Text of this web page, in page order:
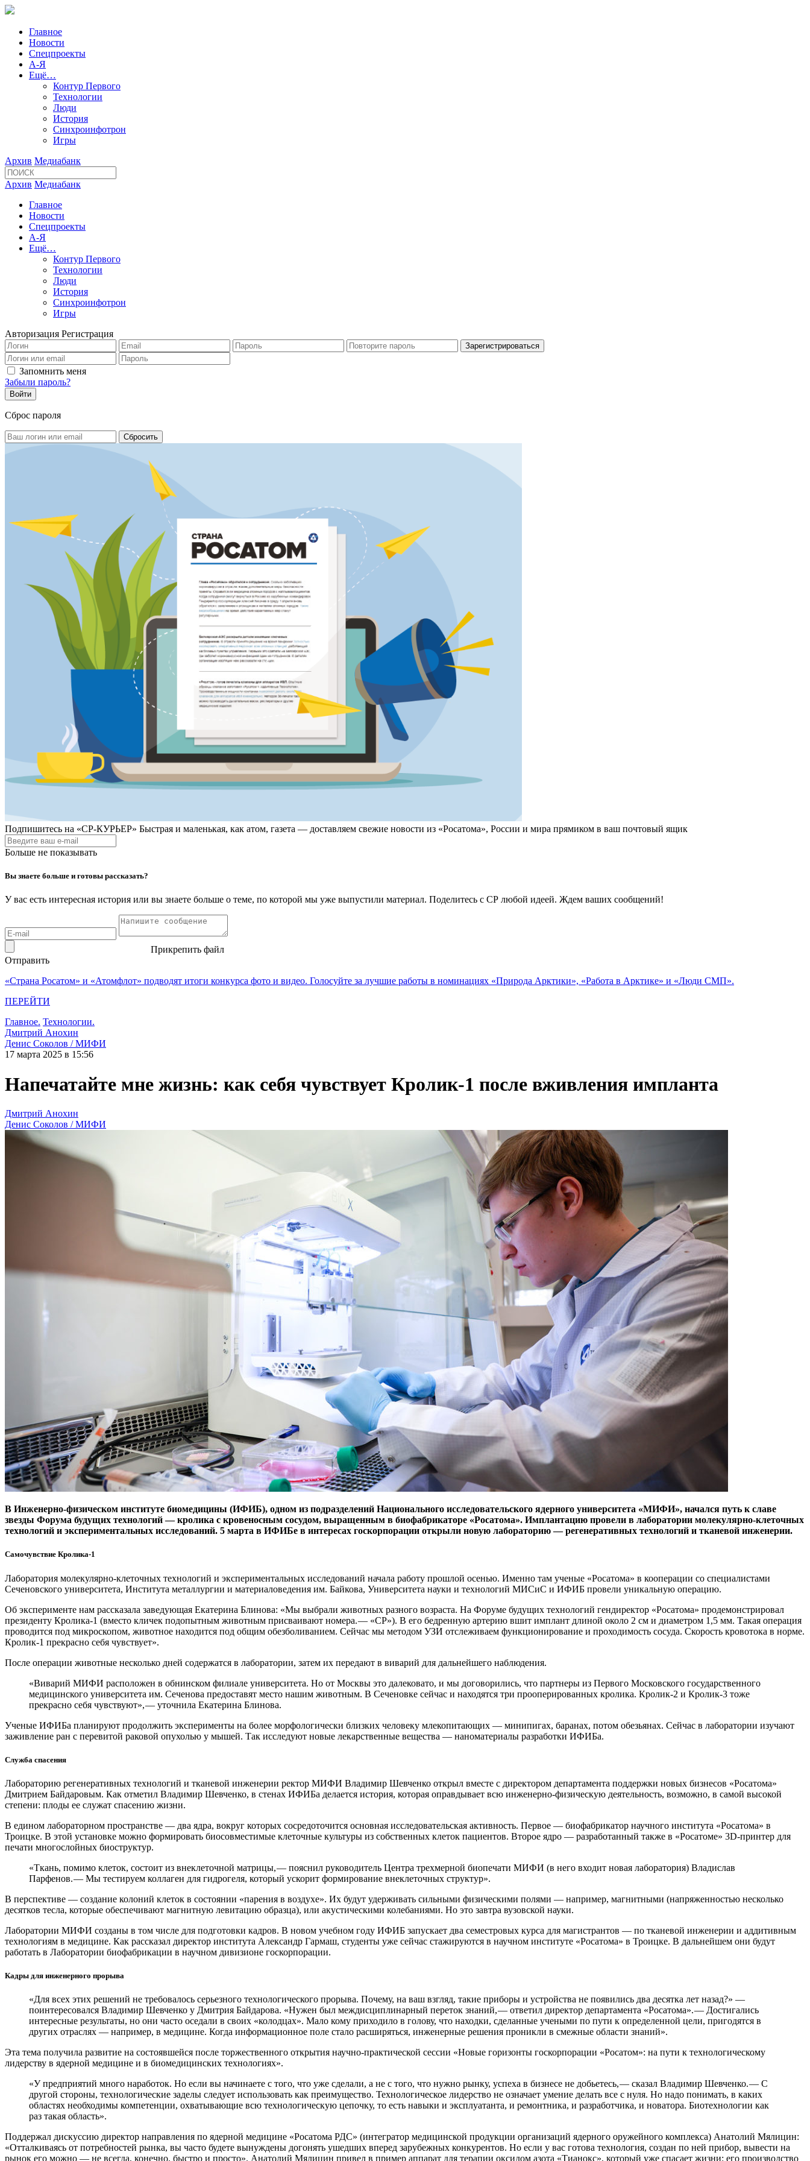
Главное
Новости
Спецпроекты
А-Я
Ещё…
Контур Первого
Технологии
Люди
История
Синхроинфотрон
Игры
Архив Медиабанк
Архив Медиабанк
Главное
Новости
Спецпроекты
А-Я
Ещё…
Контур Первого
Технологии
Люди
История
Синхроинфотрон
Игры
Авторизация Регистрация
Запомнить меня
Забыли пароль?
Сброс пароля
Подпишитесь на «СР-КУРЬЕР» Быстрая и маленькая, как атом, газета — доставляем свежие новости из «Росатома», России и мира прямиком в ваш почтовый ящик
Больше не показывать
Вы знаете больше и готовы рассказать?
У вас есть интересная история или вы знаете больше о теме, по которой мы уже выпустили материал. Поделитесь с СР любой идеей. Ждем ваших сообщений!
Прикрепить файл
Отправить
«Страна Росатом» и «Атомфлот» подводят итоги конкурса фото и видео. Голосуйте за лучшие работы в номинациях «Природа Арктики», «Работа в Арктике» и «Люди СМП».
ПЕРЕЙТИ
Главное. Технологии.
Дмитрий Анохин
Денис Соколов / МИФИ
17 марта 2025 в 15:56
Напечатайте мне жизнь: как себя чувствует Кролик-1 после вживления импланта
Дмитрий Анохин
Денис Соколов / МИФИ
В Инженерно-физическом институте биомедицины (ИФИБ), одном из подразделений Национального исследовательского ядерного университета «МИФИ», начался путь к славе
звезды Форума будущих технологий — ​кролика с кровеносным сосудом, выращенным в биофабрикаторе «Росатома». Имплантацию провели в лаборатории молекулярно-клеточных
технологий и экспериментальных исследований. 5 марта в ИФИБе в интересах госкорпорации открыли новую лабораторию — ​регенеративных технологий и тканевой инженерии.
Самочувствие Кролика‑1
Лаборатория молекулярно-клеточных технологий и экспериментальных исследований начала работу прошлой осенью. Именно там ученые «Росатома» в кооперации со специалистами
Сеченовского университета, Института металлургии и материаловедения им. Байкова, Университета науки и технологий МИСиС и ИФИБ провели уникальную операцию.
Об эксперименте нам рассказала заведующая Екатерина Блинова: «Мы выбрали животных разного возраста. На Форуме будущих технологий гендиректор «Росатома» продемонстрировал
президенту Кролика‑1 (вместо кличек подопытным животным присваивают номера. — ​«СР»). В его бедренную артерию вшит имплант длиной около 2 см и диаметром 1,5 мм. Такая операция
проводится под микроскопом, животное находится под общим обезболиванием. Сейчас мы методом УЗИ отслеживаем функционирование и проходимость сосуда. Скорость кровотока в норме.
Кролик‑1 прекрасно себя чувствует».
После операции животные несколько дней содержатся в лаборатории, затем их передают в виварий для дальнейшего наблюдения.
«Виварий МИФИ расположен в обнинском филиале университета. Но от Москвы это далековато, и мы договорились, что партнеры из Первого Московского государственного
медицинского университета им. Сеченова предоставят место нашим животным. В Сеченовке сейчас и находятся три прооперированных кролика. Кролик‑2 и Кролик‑3 тоже
прекрасно себя чувствуют», — ​уточнила Екатерина Блинова.
Ученые ИФИБа планируют продолжить эксперименты на более морфологически близких человеку млекопитающих — ​минипигах, баранах, потом обезьянах. Сейчас в лаборатории изучают
заживление ран с перевитой раковой опухолью у мышей. Так исследуют новые лекарственные вещества — ​наноматериалы разработки ИФИБа.
Служба спасения
Лабораторию регенеративных технологий и тканевой инженерии ректор МИФИ Владимир Шевченко открыл вместе с директором департамента поддержки новых бизнесов «Росатома»
Дмитрием Байдаровым. Как отметил Владимир Шевченко, в стенах ИФИБа делается история, которая оправдывает всю инженерно-физическую деятельность, возможно, в самой высокой
степени: плоды ее служат спасению жизни.
В едином лабораторном пространстве — ​два ядра, вокруг которых сосредоточится основная исследовательская активность. Первое — ​биофабрикатор научного института «Росатома» в
Троицке. В этой установке можно формировать биосовместимые клеточные культуры из собственных клеток пациентов. Второе ядро — ​разработанный также в «Росатоме» 3D-принтер для
печати многослойных биоструктур.
«Ткань, помимо клеток, состоит из внеклеточной матрицы, — ​пояснил руководитель Центра трехмерной биопечати МИФИ (в него входит новая лаборатория) Владислав
Парфенов. — ​Мы тестируем коллаген для гидрогеля, который ускорит формирование внеклеточных структур».
В перспективе — ​создание колоний клеток в состоянии «парения в воздухе». Их будут удерживать сильными физическими полями — ​например, магнитными (напряженностью несколько
десятков тесла, которые обеспечивают магнитную левитацию образца), или акустическими колебаниями. Но это завтра вузовской науки.
Лаборатории МИФИ созданы в том числе для подготовки кадров. В новом учебном году ИФИБ запускает два семестровых курса для магистрантов — ​по тканевой инженерии и аддитивным
технологиям в медицине. Как рассказал директор института Александр Гармаш, студенты уже сейчас стажируются в научном институте «Росатома» в Троицке. В дальнейшем они будут
работать в Лаборатории биофабрикации в научном дивизионе госкорпорации.
Кадры для инженерного прорыва
«Для всех этих решений не требовалось серьезного технологического прорыва. Почему, на ваш взгляд, такие приборы и устройства не появились два десятка лет назад?» — ​
поинтересовался Владимир Шевченко у Дмитрия Байдарова. «Нужен был междисциплинарный переток знаний, — ​ответил директор департамента «Росатома». — ​Достигались
интересные результаты, но они часто оседали в своих «колодцах». Мало кому приходило в голову, что находки, сделанные учеными по пути к определенной цели, пригодятся в
других отраслях — ​например, в медицине. Когда информационное поле стало расширяться, инженерные решения проникли в смежные области знаний».
Эта тема получила развитие на состоявшейся после торжественного открытия научно-практической сессии «Новые горизонты госкорпорации «Росатом»: на пути к технологическому
лидерству в ядерной медицине и в биомедицинских технологиях».
«У предприятий много наработок. Но если вы начинаете с того, что уже сделали, а не с того, что нужно рынку, успеха в бизнесе не добьетесь, — ​сказал Владимир Шевченко. — ​С
другой стороны, технологические заделы следует использовать как преимущество. Технологическое лидерство не означает умение делать все с нуля. Но надо понимать, в каких
областях необходимы компетенции, охватывающие всю технологическую цепочку, ​то есть навыки и эксплуатанта, и ремонтника, и разработчика, и новатора. Биотехнологии как
раз такая область».
Поддержал дискуссию директор направления по ядерной медицине «Росатома РДС» (интегратор медицинской продукции организаций ядерного оружейного комплекса) Анатолий Мялицин:
«Отталкиваясь от потребностей рынка, вы часто будете вынуждены догонять ушедших вперед зарубежных конкурентов. Но если у вас готова технология, создан по ней прибор, вывести на
рынок его можно — ​не всегда, конечно, быстро и просто». Анатолий Мялицин привел в пример аппарат для терапии оксидом азота «Тианокс», который уже спасает жизни: его производство